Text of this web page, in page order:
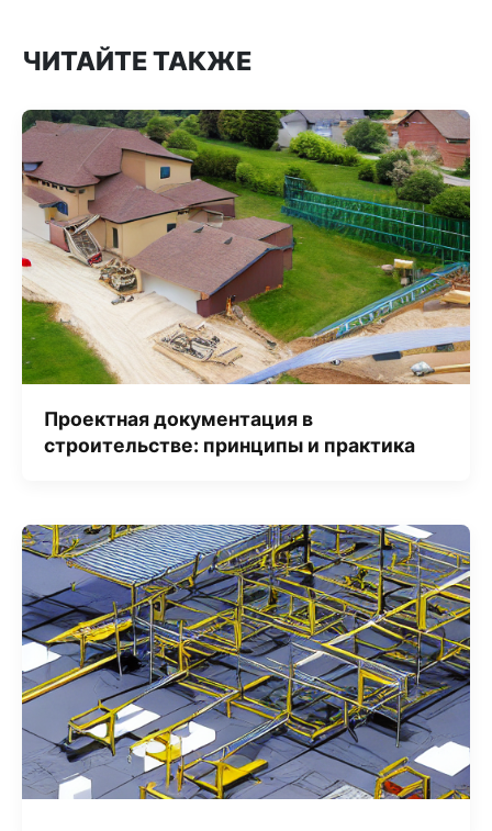
ЧИТАЙТЕ ТАКЖЕ
Проектная документация в
строительстве: принципы и практика